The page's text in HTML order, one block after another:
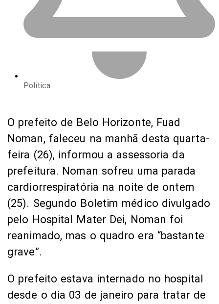
Política
O prefeito de Belo Horizonte, Fuad
Noman, faleceu na manhã desta quarta-
feira (26), informou a assessoria da
prefeitura. Noman sofreu uma parada
cardiorrespiratória na noite de ontem
(25). Segundo Boletim médico divulgado
pelo Hospital Mater Dei, Noman foi
reanimado, mas o quadro era “bastante
grave”.
O prefeito estava internado no hospital
desde o dia 03 de janeiro para tratar de